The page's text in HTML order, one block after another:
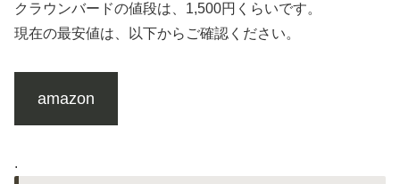
クラウンバードの値段は、1,500円くらいです。
現在の最安値は、以下からご確認ください。
amazon
.